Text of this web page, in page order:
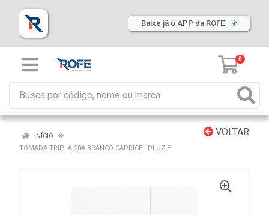
Baixe já o APP da ROFE
0
VOLTAR
INÍCIO
TOMADA TRIPLA 20A BRANCO CAPRICE - PLUZIE